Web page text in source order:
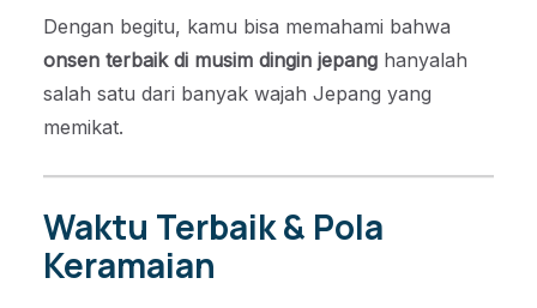
Dengan begitu, kamu bisa memahami bahwa
onsen terbaik di musim dingin jepang hanyalah
salah satu dari banyak wajah Jepang yang
memikat.
Waktu Terbaik & Pola
Keramaian